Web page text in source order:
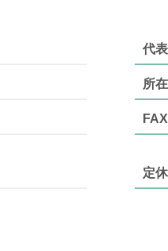
代
所
FAX
定